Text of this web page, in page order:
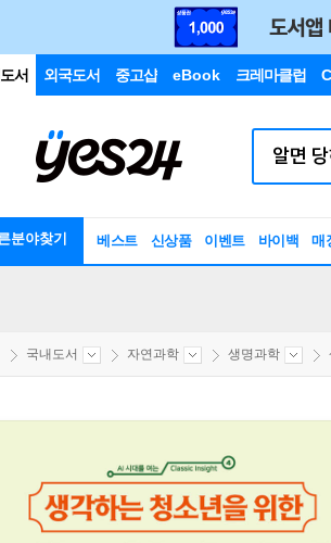
서 외국도서 중고샵 eBook 크레마클럽
분야찾기 베스트 신상품 이벤트 바이백 매
국내도서 자연과학 생명과학